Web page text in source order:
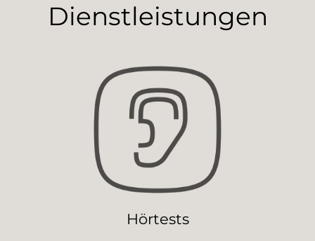
Dienstleistungen
Hörtests